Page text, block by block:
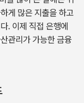
게 많은 지출을 하고
. 이제 직접 은행에
관리가 가능한 금융